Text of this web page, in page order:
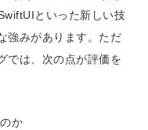
といった新しい技
強みがあります。ただ
では、次の点が評価を
か